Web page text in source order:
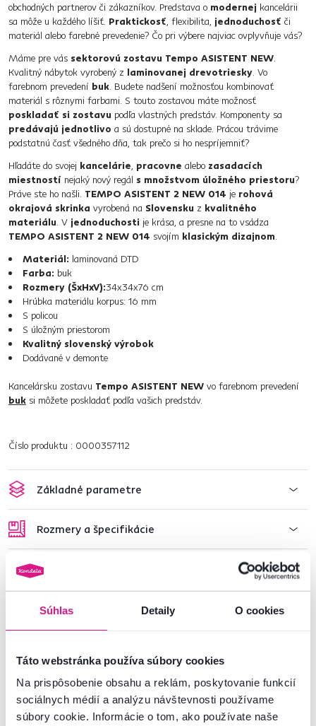
Súhlas Detaily O cookies
Táto webstránka používa súbory cookies
Na prispôsobenie obsahu a reklám, poskytovanie funkcií
sociálnych médií a analýzu návštevnosti používame
súbory cookie. Informácie o tom, ako používate naše
obchodných partnerov či zákazníkov. Predstava o modernej kancelárii
sa môže u každého líšiť. Praktickosť, flexibilita, jednoduchosť či
materiál alebo farebné prevedenie? Čo pri výbere najviac ovplyvňuje vás?
Máme pre vás sektorovú zostavu Tempo ASISTENT NEW.
Kvalitný nábytok vyrobený z laminovanej drevotriesky. Vo
farebnom prevedení buk. Budete nadšení možnosťou kombinovať
materiál s rôznymi farbami. S touto zostavou máte možnosť
poskladať si zostavu podľa vlastných predstáv. Komponenty sa
predávajú jednotlivo a sú dostupné na sklade. Prácou trávime
podstatnú časť všedného dňa, tak prečo si ho nespríjemniť?
Hľadáte do svojej kancelárie, pracovne alebo zasadacích
miestností nejaký nový regál s množstvom úložného priestoru?
Práve ste ho našli. TEMPO ASISTENT 2 NEW 014 je rohová
okrajová skrinka vyrobená na Slovensku z kvalitného
materiálu. V jednoduchosti je krása, a presne na to vsádza
TEMPO ASISTENT 2 NEW 014 svojím klasickým dizajnom.
Materiál: laminovaná DTD
Farba: buk
Rozmery (ŠxHxV):34x34x76 cm
Hrúbka materiálu korpus: 16 mm
S policou
S úložným priestorom
Kvalitný slovenský výrobok
Dodávané v demonte
Kancelársku zostavu Tempo ASISTENT NEW vo farebnom prevedení
buk si môžete poskladať podľa vašich predstáv.
Číslo produktu : 0000357112
Základné parametre
Rozmery a špecifikácie
Informácie o balení
Montážny návod
Nenašli ste požadované informácie?
Kontaktujte nás a my vám radi poradíme
02/ 40 100 100 Spustiť chat